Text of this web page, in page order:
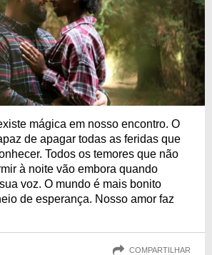
mágica em nosso encontro. O
de apagar todas as feridas que
Todos os temores que não
à noite vão embora quando
voz. O mundo é mais bonito
de esperança. Nosso amor faz
COMPARTILHAR